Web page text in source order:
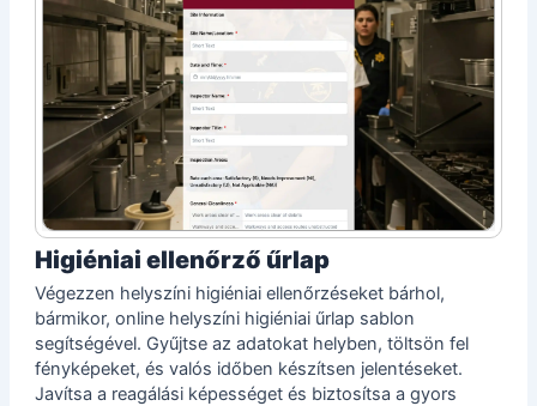
Higiéniai ellenőrző űrlap
Végezzen helyszíni higiéniai ellenőrzéseket bárhol,
bármikor, online helyszíni higiéniai űrlap sablon
segítségével. Gyűjtse az adatokat helyben, töltsön fel
fényképeket, és valós időben készítsen jelentéseket.
Javítsa a reagálási képességet és biztosítsa a gyors